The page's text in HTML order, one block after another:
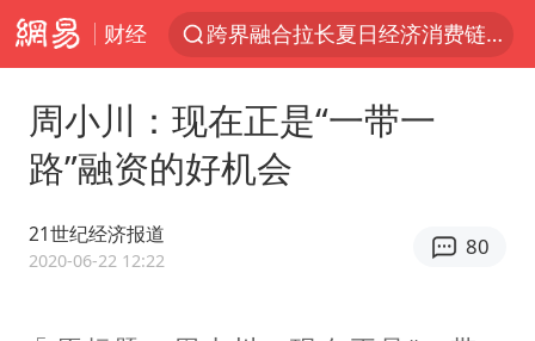
财经
跨界融合拉长夏日经济消费链条
“白海豚”逼近浙闽沿海
浙江海域将现5到8米巨浪到狂浪
周小川：现在正是“一带一
路”融资的好机会
21世纪经济报道
2020-06-22 12:22
80